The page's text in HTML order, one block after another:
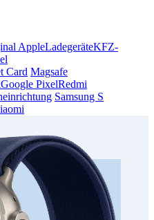
AppleLadegeräteKFZ-
Card Magsafe
Google PixelRedmi
Samsung S